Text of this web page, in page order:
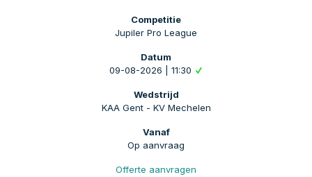
Jupiler Pro League
09-08-2026 | 11:30
KAA Gent - KV Mechelen
Op aanvraag
Offerte aanvragen